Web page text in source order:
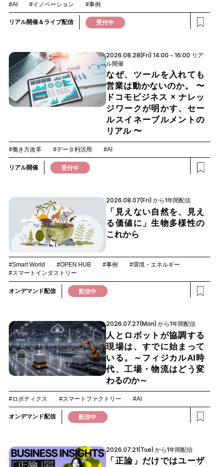
#AI #イノベーション #事例
リアル開催＆ライブ配信 受付中
2026.08.28(Fri) 14:00～16:00 リア
ル開催
なぜ、ツールを入れても
営業は動かないのか。 〜
ドコモビジネス × ナレッ
ジワークが明かす、セー
ルスイネーブルメントの
リアル 〜
#働き方改革 #データ利活用 #AI
リアル開催 受付中
2026.08.07(Fri) から1年間配信
「見えない自然を、見え
る価値に」生物多様性の
これから
#Smart World #OPEN HUB #事例
#環境・エネルギー
#スマートインダストリー
オンデマンド配信 配信中
2026.07.27(Mon) から1年間配信
人とロボットが協調する
現場は、すでに始まって
いる。～フィジカルAI時
代、工場・物流はどう変
わるのか～
#ロボティクス #スマートファクトリー #AI
オンデマンド配信 配信中
2026.07.21(Tue) から1年間配信
「正論」だけではユーザ